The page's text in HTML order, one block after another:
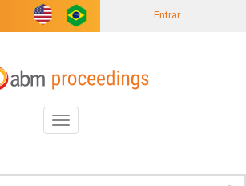
Entrar
Toggle
navigation